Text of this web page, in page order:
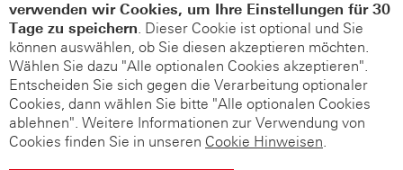
verwenden wir Cookies, um Ihre Einstellungen für 30
Tage zu speichern. Dieser Cookie ist optional und Sie
können auswählen, ob Sie diesen akzeptieren möchten.
Wählen Sie dazu "Alle optionalen Cookies akzeptieren".
Entscheiden Sie sich gegen die Verarbeitung optionaler
Cookies, dann wählen Sie bitte "Alle optionalen Cookies
ablehnen". Weitere Informationen zur Verwendung von
Cookies finden Sie in unseren Cookie Hinweisen.